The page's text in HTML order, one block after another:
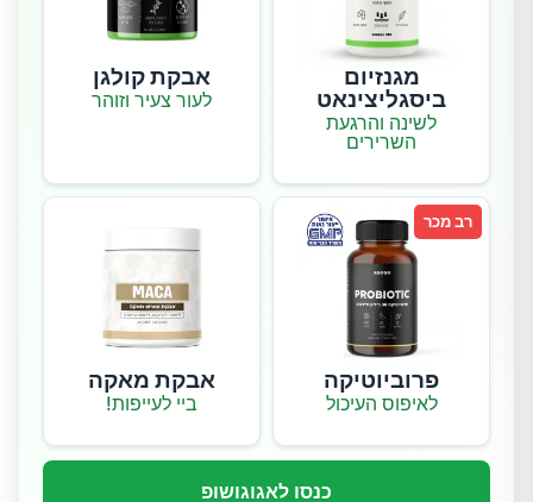
מגנזיום
ביסגליצינאט
לשינה והרגעת
השרירים
אבקת קולגן
לעור צעיר וזוהר
רב מכר
פרוביוטיקה
לאיפוס העיכול
אבקת מאקה
ביי לעייפות!
כנסו לאגוגושופ